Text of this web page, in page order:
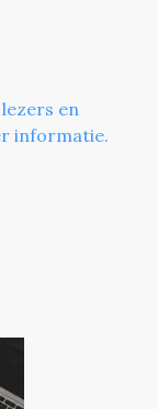
en
informatie.